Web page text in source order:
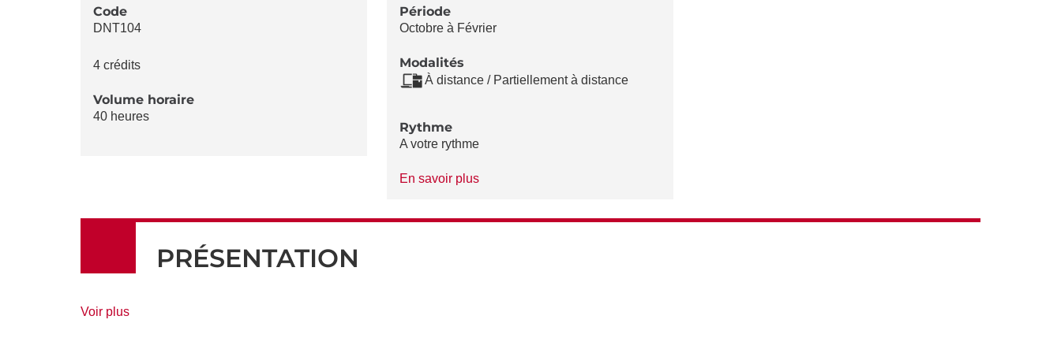
LA
Code
DNT104
4 crédits
Volume horaire
40 heures
Période
Octobre à Février
Modalités
À distance / Partiellement à distance
Rythme
A votre rythme
En savoir plusà
Rythme
PRÉSENTATION
Voir plusde